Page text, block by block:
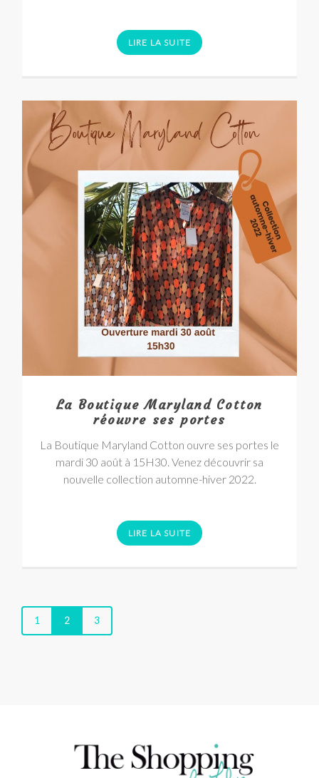
LIRE LA SUITE
La Boutique Maryland Cotton
réouvre ses portes
La Boutique Maryland Cotton ouvre ses portes le
mardi 30 août à 15H30. Venez découvrir sa
nouvelle collection automne-hiver 2022.
LIRE LA SUITE
1 2 3